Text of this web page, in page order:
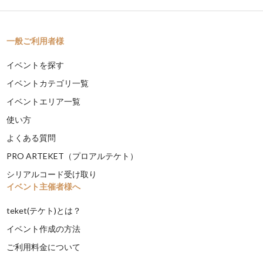
一般ご利用者様
イベントを探す
イベントカテゴリ一覧
イベントエリア一覧
使い方
よくある質問
PRO ARTEKET（プロアルテケト）
シリアルコード受け取り
イベント主催者様へ
teket(テケト)とは？
イベント作成の方法
ご利用料金について